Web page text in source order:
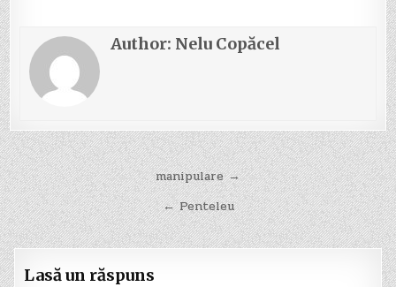
Author: Nelu Copăcel
Navigare
în
articole
manipulare →
← Penteleu
Lasă un răspuns